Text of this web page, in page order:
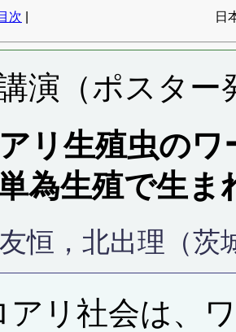
次 日
演（ポスター
リ生殖虫の
為生殖で生ま
恒，北出理（茨
アリ社会は、